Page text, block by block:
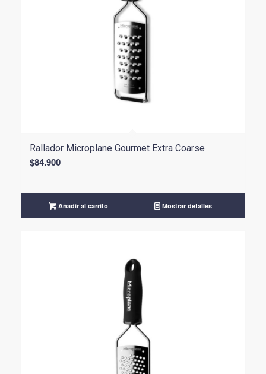
Rallador Microplane Gourmet Extra Coarse
$84.900
Añadir al carrito Mostrar detalles